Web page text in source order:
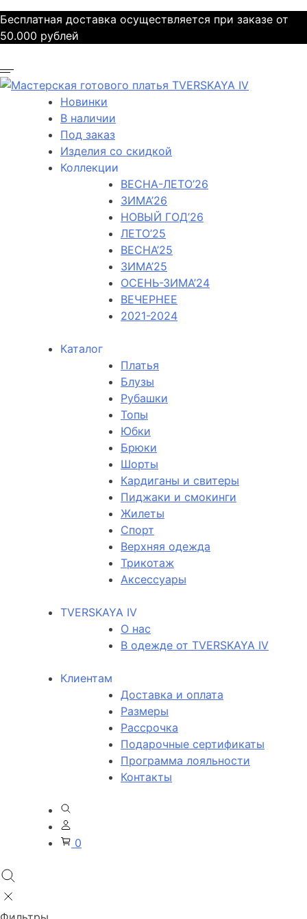
Бесплатная доставка осуществляется при заказе от
50.000 рублей
Новинки
В наличии
Под заказ
Изделия со скидкой
Коллекции
ВЕСНА-ЛЕТО’26
ЗИМА’26
НОВЫЙ ГОД’26
ЛЕТО’25
ВЕСНА’25
ЗИМА’25
ОСЕНЬ-ЗИМА’24
ВЕЧЕРНЕЕ
2021-2024
Каталог
Платья
Блузы
Рубашки
Топы
Юбки
Брюки
Шорты
Кардиганы и свитеры
Пиджаки и смокинги
Жилеты
Спорт
Верхняя одежда
Трикотаж
Аксессуары
TVERSKAYA IV
О нас
В одежде от TVERSKAYA IV
Клиентам
Доставка и оплата
Размеры
Рассрочка
Подарочные сертификаты
Программа лояльности
Контакты
0